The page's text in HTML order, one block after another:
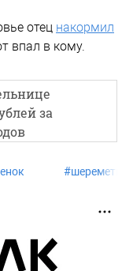
отец накормил
впал в кому.
за
#